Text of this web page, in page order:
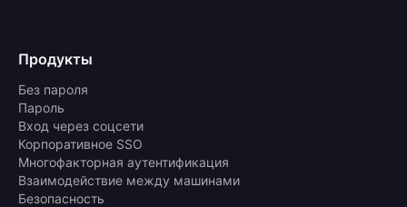
Продукты
Без пароля
Пароль
Вход через соцсети
Корпоративное SSO
Многофакторная аутентификация
Взаимодействие между машинами
Безопасность